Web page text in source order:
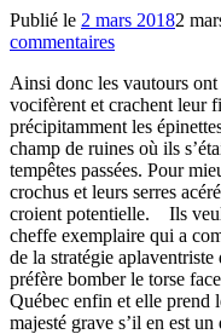
Publié le 2 mars 20182
commentaires
Ainsi donc les vautours
vocifèrent et crachent leur
précipitamment les
champ de ruines où ils
tempêtes passées. Pour
crochus et leurs serres
croient potentielle. Ils
cheffe exemplaire qui a
de la stratégie
préfère bomber le torse
Québec enfin et elle prend
majesté grave s’il en est